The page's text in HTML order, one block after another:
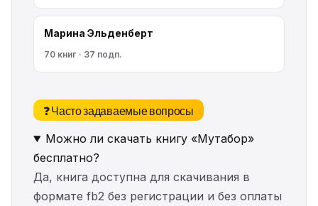
Марина Эльденберт
70 книг · 37 подп.
❓ Часто задаваемые вопросы
Можно ли скачать книгу «Мутабор»
бесплатно?
Да, книга доступна для скачивания в
формате fb2 без регистрации и без оплаты